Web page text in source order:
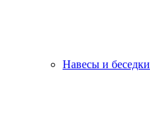
Навесы и беседки